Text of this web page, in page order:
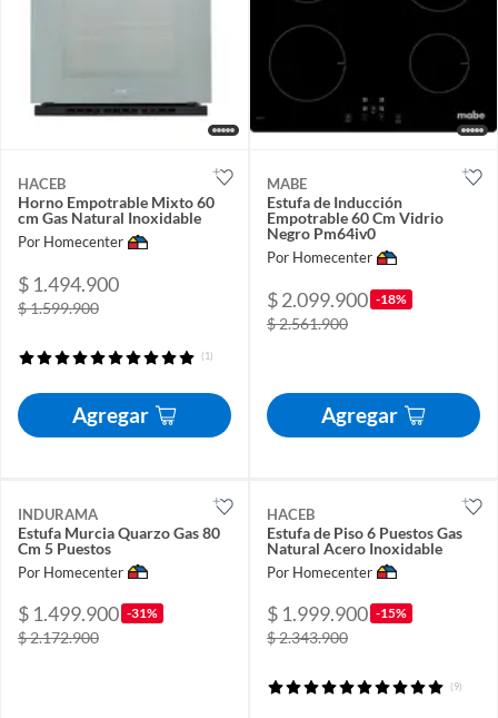
HACEB
Horno Empotrable Mixto 60
cm Gas Natural Inoxidable
Por Homecenter
$ 1.494.900
$ 1.599.900
(1)
Agregar
MABE
Estufa de Inducción
Empotrable 60 Cm Vidrio
Negro Pm64iv0
Por Homecenter
$ 2.099.900 -18%
$ 2.561.900
Agregar
INDURAMA
Estufa Murcia Quarzo Gas 80
Cm 5 Puestos
Por Homecenter
$ 1.499.900 -31%
$ 2.172.900
HACEB
Estufa de Piso 6 Puestos Gas
Natural Acero Inoxidable
Por Homecenter
$ 1.999.900 -15%
$ 2.343.900
(9)